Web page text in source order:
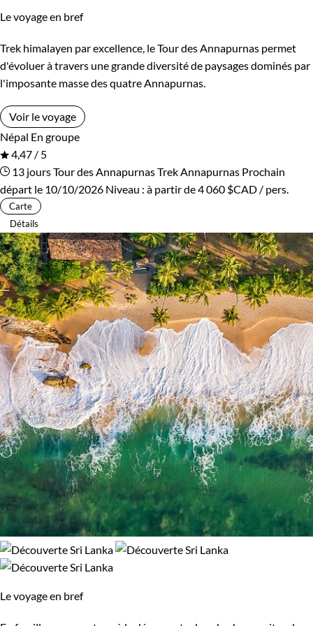
Kirghizistan
Macédoine
Malaisie
Maroc Martinique
Mauritanie Mexique
Mongolie Monténégro
Mozambique Namibie
Népal Nicaragua
Norvège Nouvelle-Zélande
Oman Ouganda
Ouzbekistan Pakistan
Palestine Panama
Pérou Philippines
Pologne Portugal
République tchèque
Itinérance
Itinérant Semi-itinérant
Environnement
Désert Forêts, collines, rivières et lacs
Haute Montagne Montagne
Neige Patrimoine et Nature
Terres Polaires Volcans
Le voyage en bref
Trek himalayen par excellence, le Tour des Annapurnas permet
d'évoluer à travers une grande diversité de paysages dominés par
l'imposante masse des quatre Annapurnas.
Voir le voyage
Népal En groupe
4,47 / 5
13 joursTour des AnnapurnasTrek Annapurnas Prochain
départ le 10/10/2026 Niveau : à partir de4 060 $CAD / pers.
Carte
Détails
Le voyage en bref